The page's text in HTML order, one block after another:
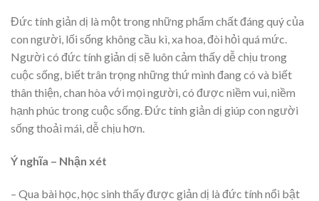
Đức tính giản dị là một trong những phẩm chất đáng quý của
con người, lối sống không cầu kì, xa hoa, đòi hỏi quá mức.
Người có đức tính giản dị sẽ luôn cảm thấy dễ chịu trong
cuộc sống, biết trân trọng những thứ mình đang có và biết
thân thiện, chan hòa với mọi người, có được niềm vui, niềm
hạnh phúc trong cuộc sống. Đức tính giản dị giúp con người
sống thoải mái, dễ chịu hơn.
Ý nghĩa – Nhận xét
– Qua bài học, học sinh thấy được giản dị là đức tính nổi bật